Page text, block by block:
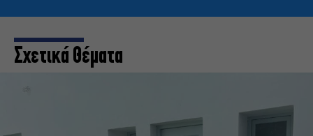
Σχετικά Θέματα